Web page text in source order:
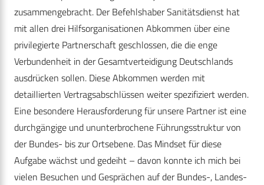
zusammengebracht. Der Befehlshaber Sanitätsdienst hat
mit allen drei Hilfsorganisationen Abkommen über eine
privilegierte Partnerschaft geschlossen, die die enge
Verbundenheit in der Gesamtverteidigung Deutschlands
ausdrücken sollen. Diese Abkommen werden mit
detaillierten Vertragsabschlüssen weiter spezifiziert werden.
Eine besondere Herausforderung für unsere Partner ist eine
durchgängige und ununterbrochene Führungsstruktur von
der Bundes- bis zur Ortsebene. Das Mindset für diese
Aufgabe wächst und gedeiht – davon konnte ich mich bei
vielen Besuchen und Gesprächen auf der Bundes-, Landes-